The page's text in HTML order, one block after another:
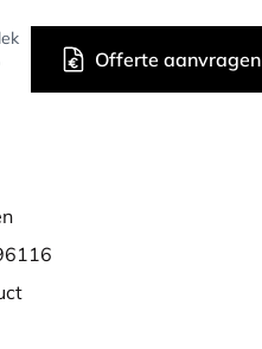
Offerte aanvragen